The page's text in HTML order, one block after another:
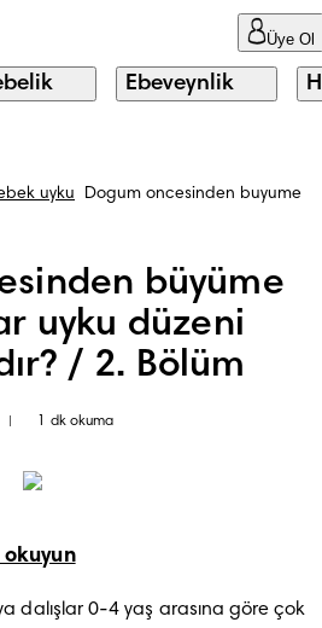
Üye Ol
Ebeveynlik
uyku
Dogum oncesinden buyume
büyüme
uyku düzeni
/ 2. Bölüm
1 dk okuma
okuyun
dalışlar 0-4 yaş arasına göre çok